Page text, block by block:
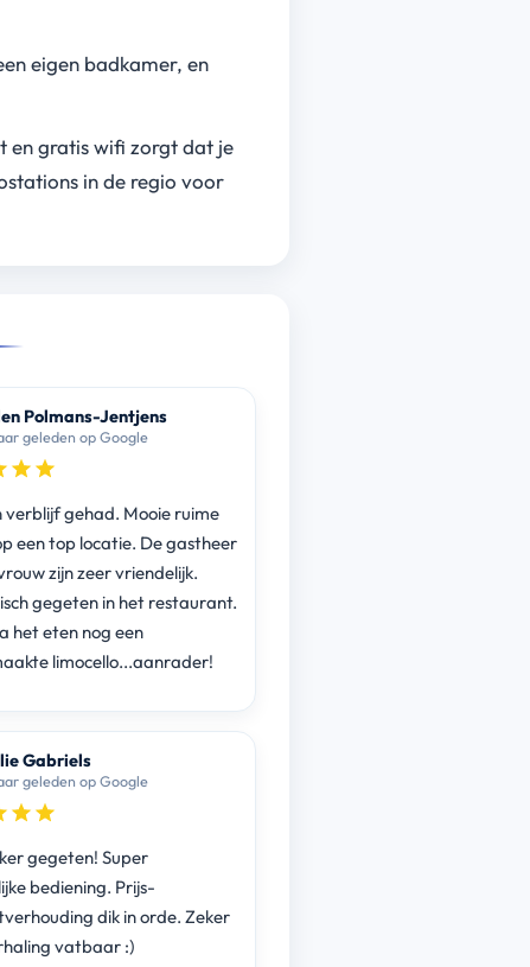
eigen badkamer, en
en gratis wifi zorgt dat je
in de regio voor
Polmans-Jentjens
geleden op Google
verblijf gehad. Mooie ruime
een top locatie. De gastheer
zijn zeer vriendelijk.
gegeten in het restaurant.
het eten nog een
limocello...aanrader!
Gabriels
geleden op Google
gegeten! Super
bediening. Prijs-
dik in orde. Zeker
vatbaar :)